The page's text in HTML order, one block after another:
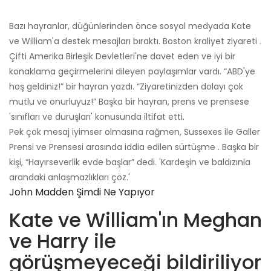
Bazı hayranlar, düğünlerinden önce sosyal medyada Kate
ve William'a destek mesajları bıraktı. Boston kraliyet ziyareti .
Çifti Amerika Birleşik Devletleri'ne davet eden ve iyi bir
konaklama geçirmelerini dileyen paylaşımlar vardı. “ABD'ye
hoş geldiniz!” bir hayran yazdı. “Ziyaretinizden dolayı çok
mutlu ve onurluyuz!” Başka bir hayran, prens ve prensese
'sınıfları ve duruşları' konusunda iltifat etti.
Pek çok mesaj iyimser olmasına rağmen, Sussexes ile Galler
Prensi ve Prensesi arasında iddia edilen sürtüşme . Başka bir
kişi, “Hayırseverlik evde başlar” dedi. 'Kardeşin ve baldızınla
arandaki anlaşmazlıkları çöz.'
John Madden Şimdi Ne Yapıyor
Kate ve William'ın Meghan
ve Harry ile
görüşmeyeceği bildiriliyor